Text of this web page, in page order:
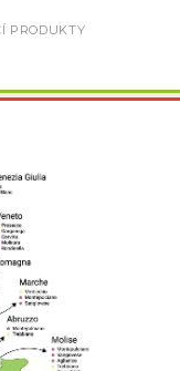
PRODUKTY